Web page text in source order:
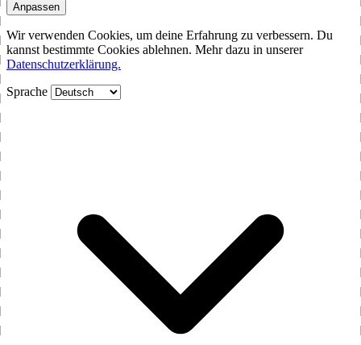
Anpassen
Wir verwenden Cookies, um deine Erfahrung zu verbessern. Du
kannst bestimmte Cookies ablehnen. Mehr dazu in unserer
Datenschutzerklärung.
Sprache